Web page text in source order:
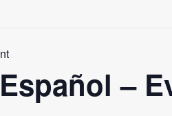
–